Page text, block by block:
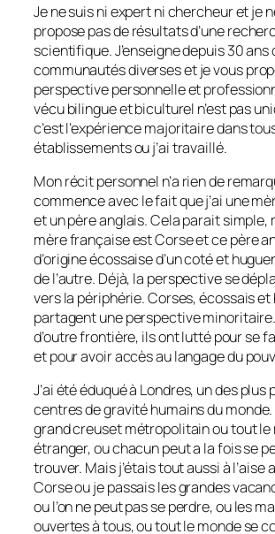
Je ne suis ni expert ni chercheur et je
propose pas de résultats d’une
scientifique. J’enseigne depuis 30 ans
communautés diverses et je vous
perspective personnelle et
vécu bilingue et biculturel n’est pas
c’est l’expérience majoritaire dans
établissements ou j’ai travaillé.
Mon récit personnel n’a rien de
commence avec le fait que j’ai une
et un père anglais. Cela parait simple,
mère française est Corse et ce père
d’origine écossaise d’un coté et
de l’autre. Déjà, la perspective se
vers la périphérie. Corses, écossais
partagent une perspective
d’outre frontière, ils ont lutté pour se
et pour avoir accès au langage du
J’ai été éduqué à Londres, un des plus
centres de gravité humains du
grand creuset métropolitain ou tout le
étranger, ou chacun peut a la fois se
trouver. Mais j’étais tout aussi à l’aise
Corse ou je passais les grandes
ou l’on ne peut pas se perdre, ou les
ouvertes à tous, ou tout le monde se